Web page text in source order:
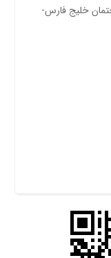
خلیج فارس-